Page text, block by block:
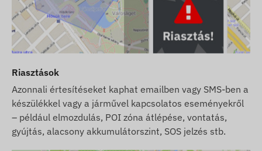
Riasztások
Azonnali értesítéseket kaphat emailben vagy SMS-ben a
készülékkel vagy a járművel kapcsolatos eseményekről
– például elmozdulás, POI zóna átlépése, vontatás,
gyújtás, alacsony akkumulátorszint, SOS jelzés stb.